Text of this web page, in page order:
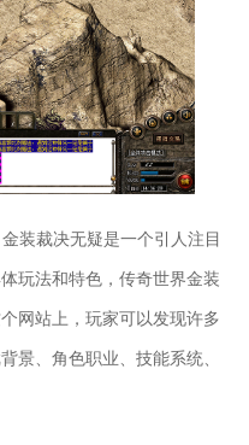
装裁决无疑是一个引人注目
玩法和特色，传奇世界金装
网站上，玩家可以发现许多
景、角色职业、技能系统、